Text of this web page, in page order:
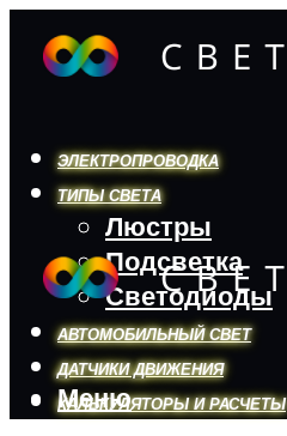
ЭЛЕКТРОПРОВОДКА
ТИПЫ СВЕТА
Люстры
Подсветка
Светодиоды
АВТОМОБИЛЬНЫЙ СВЕТ
ДАТЧИКИ ДВИЖЕНИЯ
КАЛЬКУЛЯТОРЫ И РАСЧЕТЫ
Меню